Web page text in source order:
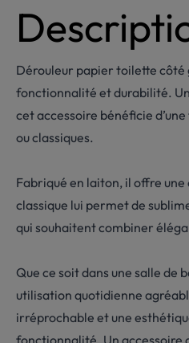
Dérouleur papier toilette côté
fonctionnalité et durabilité.
cet accessoire bénéficie
ou classiques.
Fabriqué en laiton, il offre
classique lui permet de
qui souhaitent combiner
Que ce soit dans une salle
utilisation quotidienne
irréprochable et une
fonctionnalité. Un accessoire